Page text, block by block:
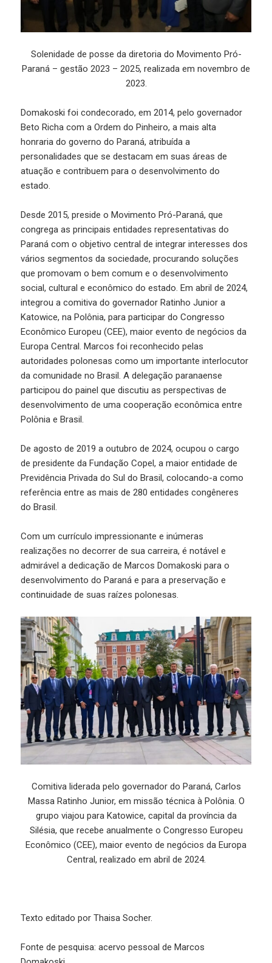
Solenidade de posse da diretoria do Movimento Pró-
Paraná – gestão 2023 – 2025, realizada em novembro de
2023.
Domakoski foi condecorado, em 2014, pelo governador
Beto Richa com a Ordem do Pinheiro, a mais alta
honraria do governo do Paraná, atribuída a
personalidades que se destacam em suas áreas de
atuação e contribuem para o desenvolvimento do
estado.
Desde 2015, preside o Movimento Pró-Paraná, que
congrega as principais entidades representativas do
Paraná com o objetivo central de integrar interesses dos
vários segmentos da sociedade, procurando soluções
que promovam o bem comum e o desenvolvimento
social, cultural e econômico do estado. Em abril de 2024,
integrou a comitiva do governador Ratinho Junior a
Katowice, na Polônia, para participar do Congresso
Econômico Europeu (CEE), maior evento de negócios da
Europa Central. Marcos foi reconhecido pelas
autoridades polonesas como um importante interlocutor
da comunidade no Brasil. A delegação paranaense
participou do painel que discutiu as perspectivas de
desenvolvimento de uma cooperação econômica entre
Polônia e Brasil.
De agosto de 2019 a outubro de 2024, ocupou o cargo
de presidente da Fundação Copel, a maior entidade de
Previdência Privada do Sul do Brasil, colocando-a como
referência entre as mais de 280 entidades congêneres
do Brasil.
Com um currículo impressionante e inúmeras
realizações no decorrer de sua carreira, é notável e
admirável a dedicação de Marcos Domakoski para o
desenvolvimento do Paraná e para a preservação e
continuidade de suas raízes polonesas.
Comitiva liderada pelo governador do Paraná, Carlos
Massa Ratinho Junior, em missão técnica à Polônia. O
grupo viajou para Katowice, capital da província da
Silésia, que recebe anualmente o Congresso Europeu
Econômico (CEE), maior evento de negócios da Europa
Central, realizado em abril de 2024.
Texto editado por Thaisa Socher.
Fonte de pesquisa: acervo pessoal de Marcos